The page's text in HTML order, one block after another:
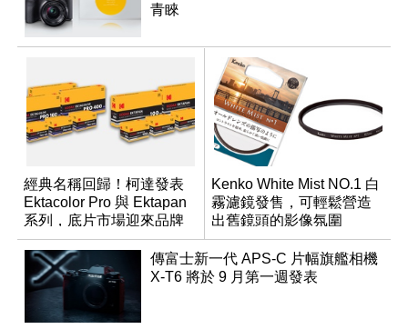
青睞
經典名稱回歸！柯達發表
Ektacolor Pro 與 Ektapan
系列，底片市場迎來品牌
重整新局
Kenko White Mist NO.1 白
霧濾鏡發售，可輕鬆營造
出舊鏡頭的影像氛圍
傳富士新一代 APS-C 片幅旗艦相機
X-T6 將於 9 月第一週發表